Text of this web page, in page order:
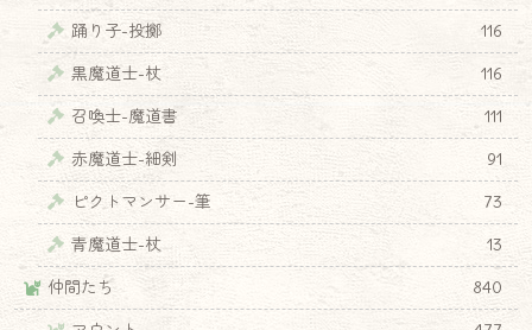
踊り子-投擲
116
黒魔道士-杖
116
召喚士-魔道書
111
赤魔道士-細剣
91
ピクトマンサー-筆
73
青魔道士-杖
13
仲間たち
840